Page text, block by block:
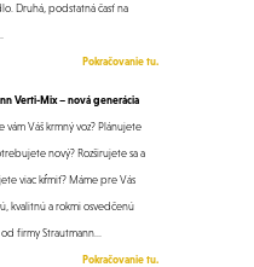
Druhá, podstatná časť na
Pokračovanie tu.
Verti-Mix – nová generácia
vám Váš krmný voz? Plánujete
nový? Rozširujete sa a
viac kŕmiť? Máme pre Vás
kvalitnú a rokmi osvedčenú
firmy Strautmann...
Pokračovanie tu.